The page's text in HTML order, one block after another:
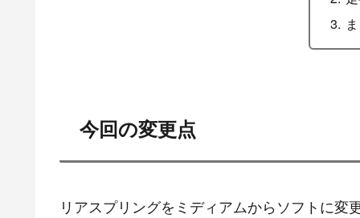
今回の変更点
リアスプリングをミディアムからソフトに変